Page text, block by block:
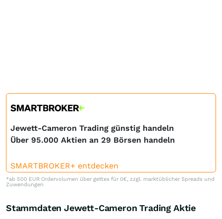
Jewett-Cameron Trading günstig handeln
Über 95.000 Aktien an 29 Börsen handeln
SMARTBROKER+ entdecken
*ab 500 EUR Ordervolumen über gettex für 0€, zzgl. marktüblicher Spreads und
Zuwendungen
Stammdaten Jewett-Cameron Trading Aktie